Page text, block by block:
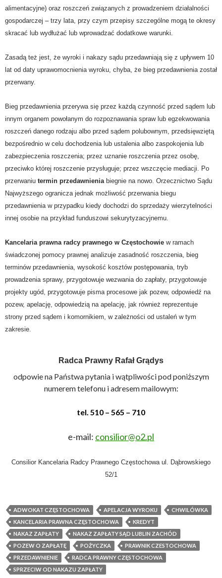
alimentacyjne) oraz roszczeń związanych z prowadzeniem działalności
gospodarczej – trzy lata, przy czym przepisy szczególne mogą te okresy
skracać lub wydłużać lub wprowadzać dodatkowe warunki.
Zasadą też jest, że wyroki i nakazy sądu przedawniają się z upływem 10
lat od daty uprawomocnienia wyroku, chyba, że bieg przedawnienia został
przerwany.
Bieg przedawnienia przerywa się przez każdą czynność przed sądem lub
innym organem powołanym do rozpoznawania spraw lub egzekwowania
roszczeń danego rodzaju albo przed sądem polubownym, przedsięwziętą
bezpośrednio w celu dochodzenia lub ustalenia albo zaspokojenia lub
zabezpieczenia roszczenia; przez uznanie roszczenia przez osobę,
przeciwko której roszczenie przysługuje; przez wszczęcie mediacji. Po
przerwaniu termin przedawnieniabiegnie na nowo. Orzecznictwo Sądu
Najwyższego ogranicza jednak możliwość przerwania biegu
przedawnienia w przypadku kiedy dochodzi do sprzedaży wierzytelności
innej osobie na przykład funduszowi sekurytyzacyjnemu.
Kancelaria prawna radcy prawnego w Częstochowie w ramach
świadczonej pomocy prawnej analizuje zasadność roszczenia, bieg
terminów przedawnienia, wysokość kosztów postępowania, tryb
prowadzenia sprawy, przygotowuje wezwania do zapłaty, przygotowuje
projekty ugód, przygotowuje pisma procesowe jak pozew, odpowiedź na
pozew, apelację, odpowiedzią na apelację, jak również reprezentuje
strony przed sądem i komornikiem, w zależności od ustaleń w tym
zakresie.
Radca Prawny Rafał Grądys
odpowie na Państwa pytania i wątpliwości pod poniższym
numerem telefonu i adresem mailowym:
tel. 510 – 565 – 710
e-mail: consilior@o2.pl
Consilior Kancelaria Radcy Prawnego Częstochowa ul. Dąbrowskiego
52/1
ADWOKAT CZĘSTOCHOWA APELACJA WYROKU
CHWILÓWKA
KANCELARIA PRAWNA CZĘSTOCHOWA
KREDYT
NAKAZ ZAPŁATY
NAKAZ ZAPŁATY SĄD LUBLIN ZACHÓD
POZEW O ZAPŁATĘ
POŻYCZKA
PRAWNIK CZESTOCHOWA
PRZEDAWNIENIE
RADCA PRAWNY CZĘSTOCHOWA
SPRZECIW OD NAKAZU ZAPŁATY